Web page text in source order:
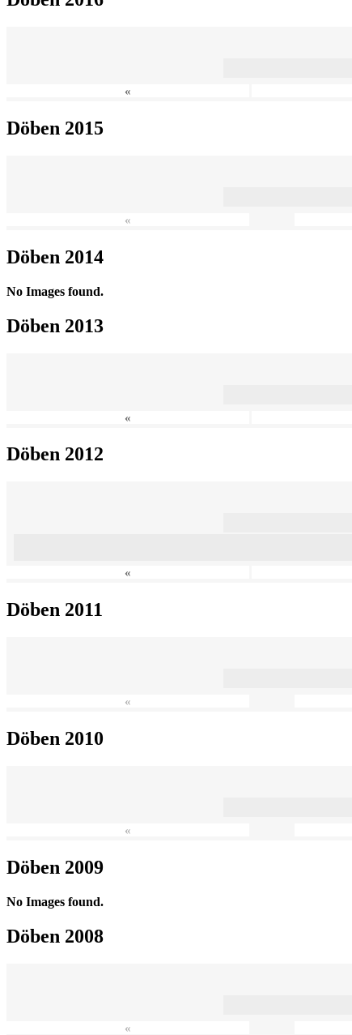
«
Döben 2015
«
Döben 2014
No Images found.
Döben 2013
«
Döben 2012
«
Döben 2011
«
Döben 2010
«
Döben 2009
No Images found.
Döben 2008
«